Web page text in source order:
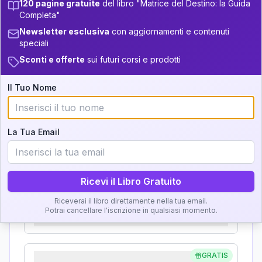
Analisi, Significato e
Interpretazione
Clicca su ogni zona per leggere la definizione e
l'interpretazione!
Importanza:
Karma Genitore-Figlio
Importanza:
GRATIS
120 pagine gratuite del libro "Matrice del Destino: la Guida
Completa"
Newsletter esclusiva con aggiornamenti e contenuti
speciali
Sconti e offerte sui futuri corsi e prodotti
Il Tuo Nome
La Tua Email
Ricevi il Libro Gratuito
Riceverai il libro direttamente nella tua email.
Potrai cancellare l'iscrizione in qualsiasi momento.